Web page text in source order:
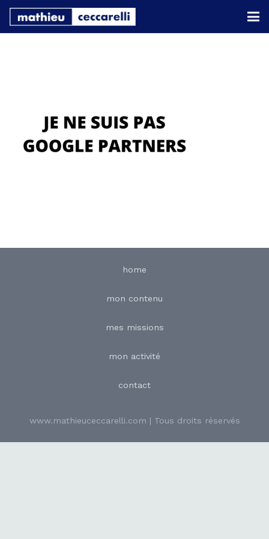
home
mon contenu
mes missions
mon activité
contact
www.mathieuceccarelli.com | Tous droits réservés